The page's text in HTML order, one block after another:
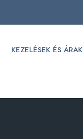
KEZELÉSEK ÉS ÁRAK